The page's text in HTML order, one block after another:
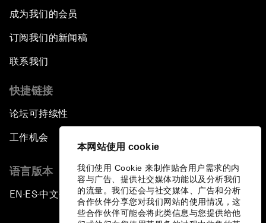
本网站使用 cookie
我们使用 Cookie 来制作贴合用户需求的内
容与广告、提供社交媒体功能以及分析我们
的流量。我们还会与社交媒体、广告和分析
合作伙伴分享您对我们网站的使用情况，这
些合作伙伴可能会将此类信息与您提供给他
成为我们的会员
订阅我们的新闻稿
联系我们
快捷链接
论坛可持续性
工作机会
语言版本
EN ▪ES▪中文▪ 日本語